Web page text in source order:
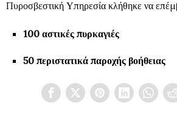
Πυροσβεστική Υπηρεσία κλήθηκε να
100 αστικές πυρκαγιές
50 περιστατικά παροχής βοήθειας